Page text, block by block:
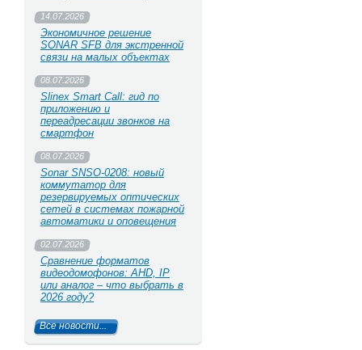
14.07.2026
Экономичное решение
SONAR SFB для экстренной
связи на малых объектах
08.07.2026
Slinex Smart Call: гид по
приложению и
переадресации звонков на
смартфон
08.07.2026
Sonar SNSO-0208: новый
коммутатор для
резервируемых оптических
сетей в системах пожарной
автоматики и оповещения
02.07.2026
Сравнение форматов
видеодомофонов: AHD, IP
или аналог – что выбрать в
2026 году?
Все новости...